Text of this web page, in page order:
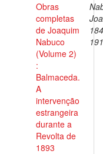
Obras
completas
de Joaquim
Nabuco
(Volume 2)
:
Balmaceda.
A
intervenção
estrangeira
durante a
Revolta de
1893